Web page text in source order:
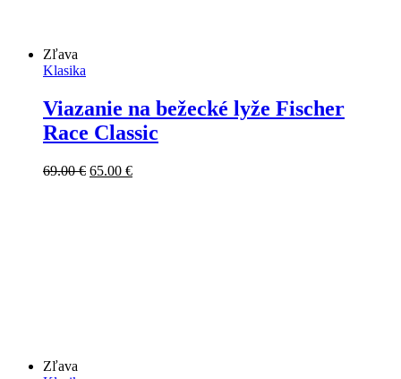
Zľava
Klasika
Viazanie na bežecké lyže Fischer
Race Classic
69.00€ Pôvodná
65.00 €Aktuálna
Zľava